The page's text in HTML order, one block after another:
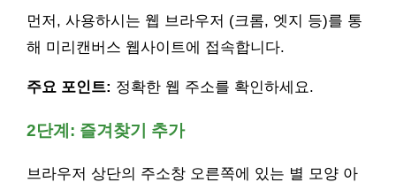
먼저, 사용하시는 웹 브라우저 (크롬, 엣지 등)를 통
해 미리캔버스 웹사이트에 접속합니다.
주요 포인트: 정확한 웹 주소를 확인하세요.
2단계: 즐겨찾기 추가
브라우저 상단의 주소창 오른쪽에 있는 별 모양 아